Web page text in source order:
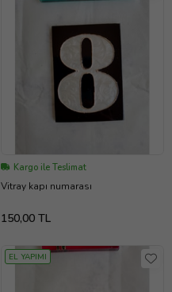
Kargo ile Teslimat
Vitray kapı numarası
150,00 TL
EL YAPIMI